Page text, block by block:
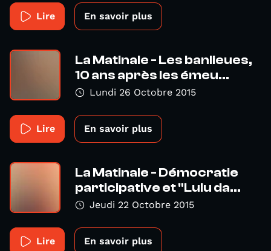
Lire En savoir plus
La Matinale - Les banlieues,
10 ans après les émeu...
Lundi 26 Octobre 2015
Lire En savoir plus
La Matinale - Démocratie
participative et "Lulu da...
Jeudi 22 Octobre 2015
Lire En savoir plus